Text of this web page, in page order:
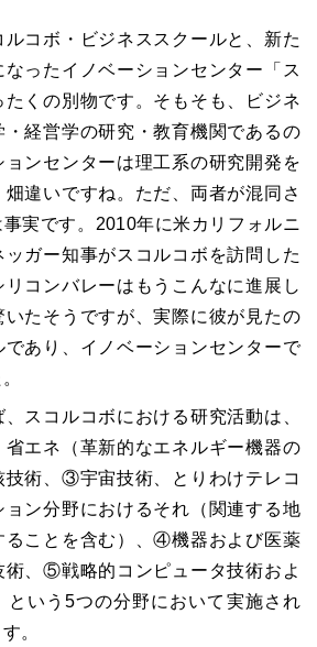
ルコボ・ビジネススクールと、新た
ったイノベーションセンター「ス
たくの別物です。そもそも、ビジネ
・経営学の研究・教育機関であるの
ンセンターは理工系の研究開発を
畑違いですね。ただ、両者が混同さ
実です。2010年に米カリフォルニ
ガー知事がスコルコボを訪問した
コンバレーはもうこんなに進展し
たそうですが、実際に彼が見たの
あり、イノベーションセンターで
スコルコボにおける研究活動は、
エネ（革新的なエネルギー機器の
術、③宇宙技術、とりわけテレコ
ョン分野におけるそれ（関連する地
ることを含む）、④機器および医薬
術、⑤戦略的コンピュータ技術およ
という5つの分野において実施され
。